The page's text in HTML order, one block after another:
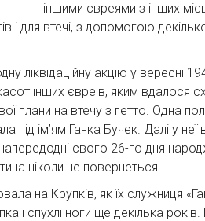
іншими євреями з інших
і для втечі, з допомогою
ліквідаційну акцію у вересні
інших євреїв, яким
плани на втечу з ґетто.
під ім’ям Ганка Бучек. Далі у
свого 26-го дня
ніколи не повернеться.
на Крупків, як їх служниця
і спухлі ноги ще декілька